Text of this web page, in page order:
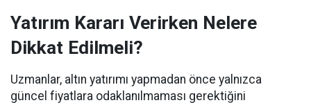
Yatırım Kararı Verirken Nelere
Dikkat Edilmeli?
Uzmanlar, altın yatırımı yapmadan önce yalnızca
güncel fiyatlara odaklanılmaması gerektiğini